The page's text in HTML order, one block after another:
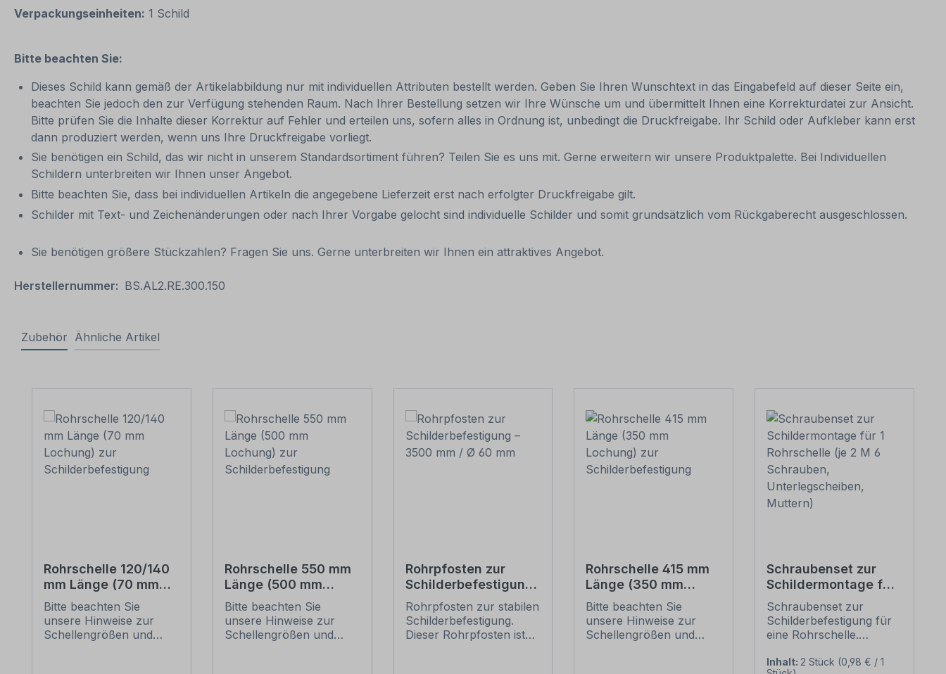
Verpackungseinheiten: 1 Schild
Bitte beachten Sie:
Dieses Schild kann gemäß der Artikelabbildung nur mit individuellen Attributen bestellt werden. Geben Sie Ihren Wunschtext in das Eingabefeld auf dieser Seite ein,
beachten Sie jedoch den zur Verfügung stehenden Raum. Nach Ihrer Bestellung setzen wir Ihre Wünsche um und übermittelt Ihnen eine Korrekturdatei zur Ansicht.
Bitte prüfen Sie die Inhalte dieser Korrektur auf Fehler und erteilen uns, sofern alles in Ordnung ist, unbedingt die Druckfreigabe. Ihr Schild oder Aufkleber kann erst
dann produziert werden, wenn uns Ihre Druckfreigabe vorliegt.
Sie benötigen ein Schild, das wir nicht in unserem Standardsortiment führen? Teilen Sie es uns mit. Gerne erweitern wir unsere Produktpalette. Bei Individuellen
Schildern unterbreiten wir Ihnen unser Angebot.
Bitte beachten Sie, dass bei individuellen Artikeln die angegebene Lieferzeit erst nach erfolgter Druckfreigabe gilt.
Schilder mit Text- und Zeichenänderungen oder nach Ihrer Vorgabe gelocht sind individuelle Schilder und somit grundsätzlich vom Rückgaberecht ausgeschlossen.
Sie benötigen größere Stückzahlen? Fragen Sie uns. Gerne unterbreiten wir Ihnen ein attraktives Angebot.
Herstellernummer: BS.AL2.RE.300.150
Zubehör Ähnliche Artikel
Rohrschelle 120/140
mm Länge (70 mm
Lochung) zur
Schilderbefestigung
Bitte beachten Sie
unsere Hinweise zur
Schellengrößen und
Rohrschelle 550 mm
Länge (500 mm
Lochung) zur
Schilderbefestigung
Bitte beachten Sie
unsere Hinweise zur
Schellengrößen und
Rohrpfosten zur
Schilderbefestigung
– 3500 mm / Ø 60
mm
Rohrpfosten zur stabilen
Schilderbefestigung.
Dieser Rohrpfosten ist
Rohrschelle 415 mm
Länge (350 mm
Lochung) zur
Schilderbefestigung
Bitte beachten Sie
unsere Hinweise zur
Schellengrößen und
Schraubenset zur
Schildermontage für
1 Rohrschelle (je 2 M
6 Schrauben,
Unterlegscheiben,
Schraubenset zur
Schilderbefestigung für
eine Rohrschelle.
Schraubensets zur
Inhalt: 2 Stück (0,98 € / 1